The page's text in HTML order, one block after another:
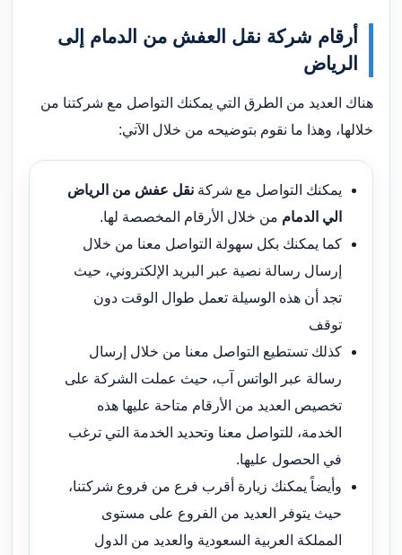
أرقام شركة نقل العفش من الدمام إلى
الرياض
هناك العديد من الطرق التي يمكنك التواصل مع شركتنا من
خلالها، وهذا ما نقوم بتوضيحه من خلال الآتي:
يمكنك التواصل مع شركةنقل عفش من الرياض
الي الدمام من خلال الأرقام المخصصة لها.
كما يمكنك بكل سهولة التواصل معنا من خلال
إرسال رسالة نصية عبر البريد الإلكتروني، حيث
تجد أن هذه الوسيلة تعمل طوال الوقت دون
توقف
كذلك تستطيع التواصل معنا من خلال إرسال
رسالة عبر الواتس آب، حيث عملت الشركة على
تخصيص العديد من الأرقام متاحة عليها هذه
الخدمة، للتواصل معنا وتحديد الخدمة التي ترغب
في الحصول عليها.
وأيضاً يمكنك زيارة أقرب فرع من فروع شركتنا،
حيث يتوفر العديد من الفروع على مستوى
المملكة العربية السعودية والعديد من الدول